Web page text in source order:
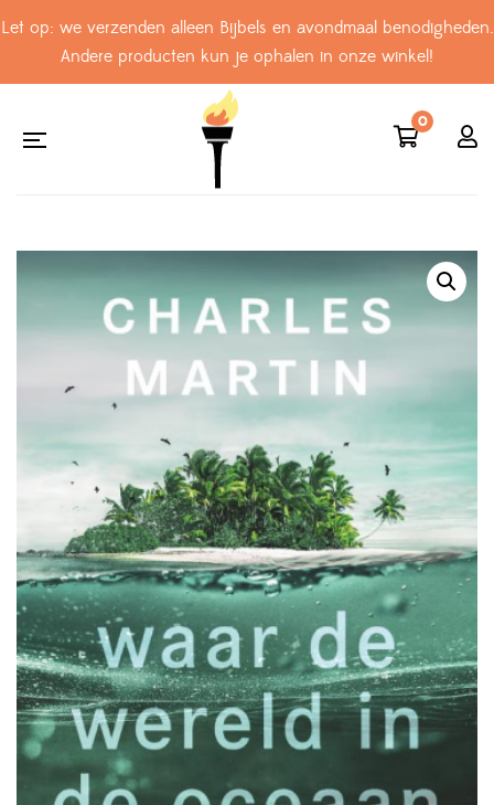
Let op: we verzenden alleen Bijbels en avondmaal benodigheden.
Andere producten kun je ophalen in onze winkel!
0